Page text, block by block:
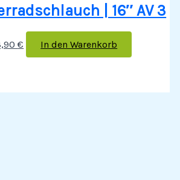
| 16″ AV 3
€ In den Warenkorb